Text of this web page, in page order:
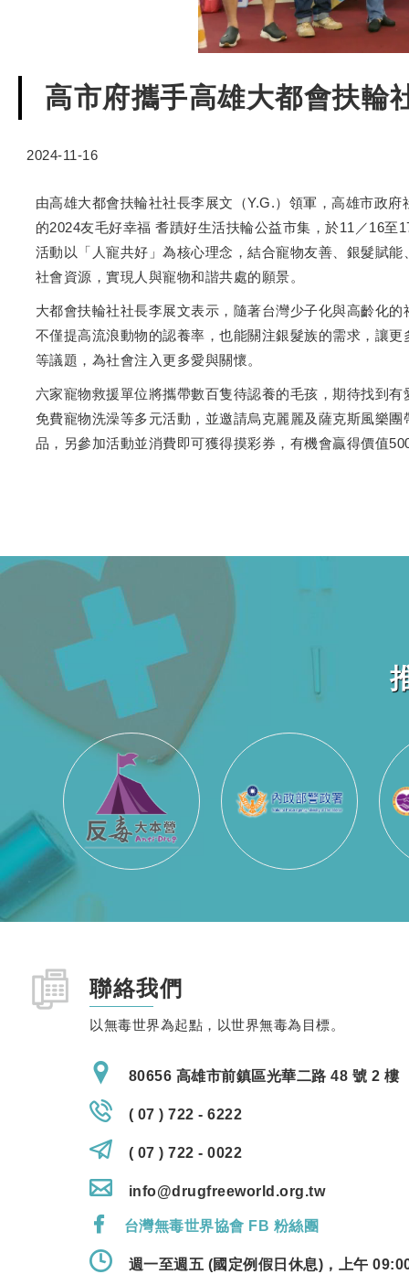
高市府攜手高雄大都會扶輪
2024-11-16
由高雄大都會扶輪社社長李展文（Y.G.）領軍，高雄市政
的2024友毛好幸福 耆蹟好生活扶輪公益市集，於11／16
活動以「人寵共好」為核心理念，結合寵物友善、銀髮賦
社會資源，實現人與寵物和諧共處的願景。
大都會扶輪社社長李展文表示，隨著台灣少子化與高齡化
不僅提高流浪動物的認養率，也能關注銀髮族的需求，讓
等議題，為社會注入更多愛與關懷。
六家寵物救援單位將攜帶數百隻待認養的毛孩，期待找到
免費寵物洗澡等多元活動，並邀請烏克麗麗及薩克斯風樂
品，另參加活動並消費即可獲得摸彩券，有機會贏得價值
聯絡我們
以無毒世界為起點，以世界無毒為目標。
80656 高雄市前鎮區光華二路 48 號 2 樓
( 07 ) 722 - 6222
( 07 ) 722 - 0022
info@drugfreeworld.org.tw
台灣無毒世界協會 FB 粉絲團
週一至週五 (國定例假日休息)，上午